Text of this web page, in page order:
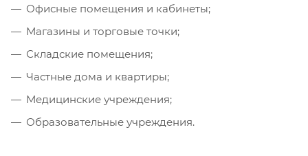
Офисные помещения и кабинеты;
Магазины и торговые точки;
Складские помещения;
Частные дома и квартиры;
Медицинские учреждения;
Образовательные учреждения.